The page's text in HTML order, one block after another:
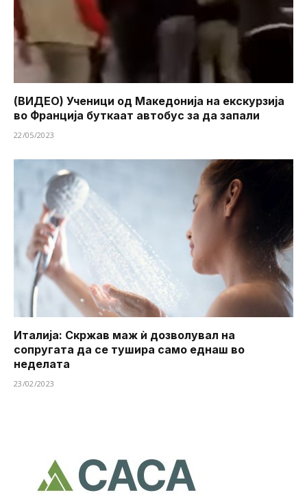
(ВИДЕО) Ученици од Македонија на екскурзија
во Франција буткаат автобус за да запали
22/05/2023
Италија: Скржав маж ѝ дозволувал на
сопругата да се тушира ​​само еднаш во
неделата
23/02/2023